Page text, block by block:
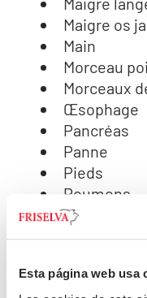
Esta página web usa
Maigre os
Main
Morceau
Morceaux
Œsophage
Pancréas
Panne
Pieds
Poumons
Rate
Rognons
Thymus